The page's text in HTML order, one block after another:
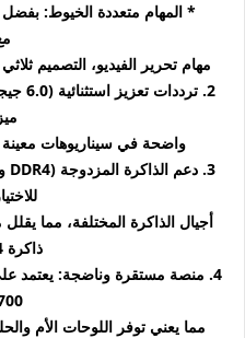
مهام تحرير الفيديو، التصميم
2.
واضحة في سيناريوهات معينة
أجيال الذاكرة المختلفة، مما
ذاكرة DDR4.
مما يعني توفر اللوحات الأم